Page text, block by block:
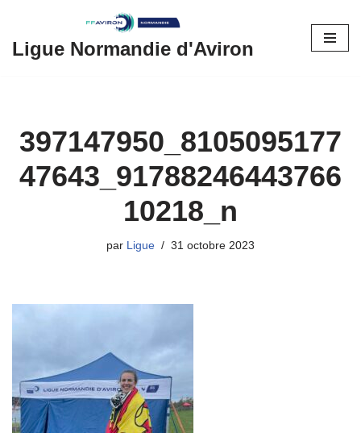
Aller
Ligue Normandie d'Aviron
397147950_8105095177
47643_91788246443766
10218_n
par Ligue 31 octobre 2023